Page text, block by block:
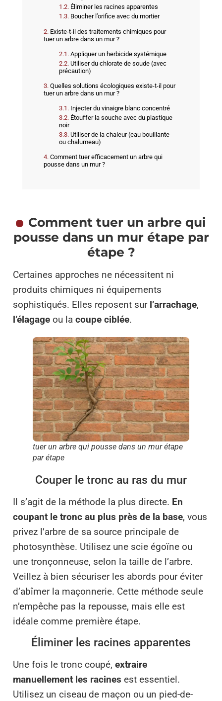
Éliminer les racines apparentes
Boucher l’orifice avec du mortier
Existe-t-il des traitements chimiques pour
tuer un arbre dans un mur ?
Appliquer un herbicide systémique
Utiliser du chlorate de soude (avec
précaution)
Quelles solutions écologiques existe-t-il pour
tuer un arbre dans un mur ?
Injecter du vinaigre blanc concentré
Étouffer la souche avec du plastique
noir
Utiliser de la chaleur (eau bouillante
ou chalumeau)
Comment tuer efficacement un arbre qui
pousse dans un mur ?
Comment tuer un arbre qui
pousse dans un mur étape par
étape ?
Certaines approches ne nécessitent ni
produits chimiques ni équipements
sophistiqués. Elles reposent sur l’arrachage,
l’élagage ou la coupe ciblée.
tuer un arbre qui pousse dans un mur étape
par étape
Couper le tronc au ras du mur
Il s’agit de la méthode la plus directe. En
coupant le tronc au plus près de la base, vous
privez l’arbre de sa source principale de
photosynthèse. Utilisez une scie égoïne ou
une tronçonneuse, selon la taille de l’arbre.
Veillez à bien sécuriser les abords pour éviter
d’abîmer la maçonnerie. Cette méthode seule
n’empêche pas la repousse, mais elle est
idéale comme première étape.
Éliminer les racines apparentes
Une fois le tronc coupé, extraire
manuellement les racines est essentiel.
Utilisez un ciseau de maçon ou un pied-de-